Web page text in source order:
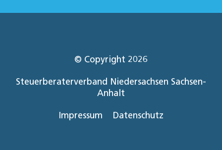
© Copyright 2026
Steuerberaterverband Niedersachsen Sachsen-
Anhalt
Impressum Datenschutz